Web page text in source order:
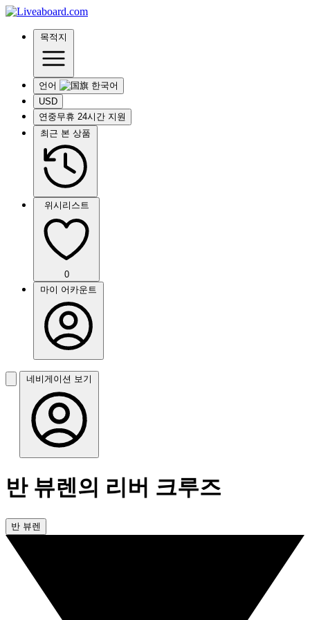
목적지
언어
USD
연중무휴 24시간 지원
최근 본 상품
위시리스트
0
마이 어카운트
네비게이션 보기
반 뷰렌의 리버 크루즈
반 뷰렌